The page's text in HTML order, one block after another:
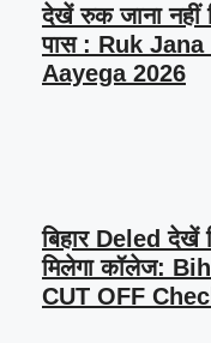
देखें रुक जाना नहीं
पास : Ruk
Aayega 2026
बिहार Deled
मिलेगा कॉलेज:
CUT OFF